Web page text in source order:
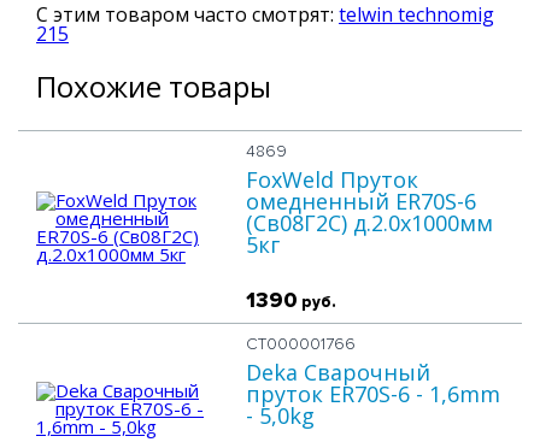
С этим товаром часто смотрят: telwin technomig
215
Похожие товары
FoxWeld Пруток
омедненный ER70S-6
(Св08Г2С) д.2.0х1000мм
5кг
4869
1390 руб.
Deka Сварочный
пруток ER70S-6 - 1,6mm
- 5,0kg
СТ000001766